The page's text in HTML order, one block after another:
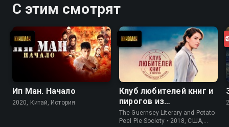
С этим смотрят
Ип Ман. Начало
2020, Китай, История
Клуб любителей книг и
пирогов из
картофельных
очистков
The Guernsey Literary and Potato
Peel Pie Society • 2018, США,